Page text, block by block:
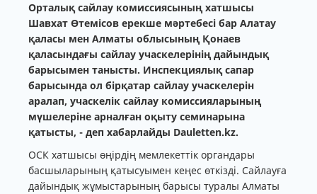
Орталық сайлау комиссиясының хатшысы
Шавхат Өтемісов ерекше мәртебесі бар Алатау
қаласы мен Алматы облысының Қонаев
қаласындағы сайлау учаскелерінің дайындық
барысымен танысты. Инспекциялық сапар
барысында ол бірқатар сайлау учаскелерін
аралап, учаскелік сайлау комиссияларының
мүшелеріне арналған оқыту семинарына
қатысты, - деп хабарлайды Dauletten.kz.
ОСК хатшысы өңірдің мемлекеттік органдары
басшыларының қатысуымен кеңес өткізді. Сайлауға
дайындық жұмыстарының барысы туралы Алматы